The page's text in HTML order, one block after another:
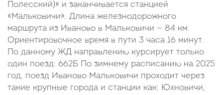
Полесский)» и заканчивается станцией
«Мальковичи». Длина железнодорожного
маршрута из Иваново в Мальковичи — 84 км.
Ориентировочное время в пути 3 часа 16 минут.
По данному ЖД направлению курсирует только
один поезд: 662Б По зимнему расписанию на 2025
год, поезд Иваново Мальковичи проходит через
такие крупные города и станции как: Юхновичи,